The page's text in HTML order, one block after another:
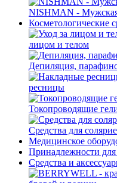
NISHMAN -
Косметологические
лицом и телом
Депиляция,
ресницы
Токопроводящие
Средства для
Медицинское
Принадлежности
Средства и